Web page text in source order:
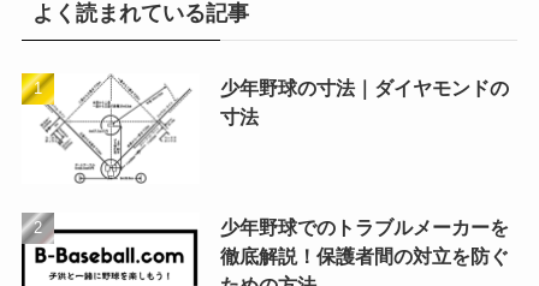
よく読まれている記事
少年野球の寸法｜ダイヤモンドの
寸法
少年野球でのトラブルメーカーを
徹底解説！保護者間の対立を防ぐ